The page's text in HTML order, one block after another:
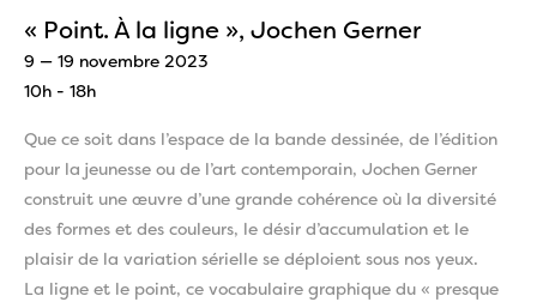
« Point. À la ligne », Jochen Gerner
9 — 19 novembre 2023
10h - 18h
Que ce soit dans l’espace de la bande dessinée, de l’édition
pour la jeunesse ou de l’art contemporain, Jochen Gerner
construit une œuvre d’une grande cohérence où la diversité
des formes et des couleurs, le désir d’accumulation et le
plaisir de la variation sérielle se déploient sous nos yeux.
La ligne et le point, ce vocabulaire graphique du « presque